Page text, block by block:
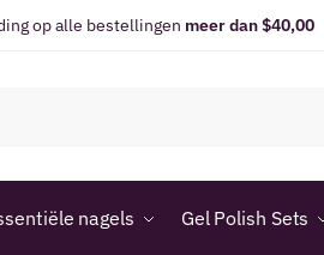
op alle bestellingen meer dan $40,00
nagels Gel Polish Sets